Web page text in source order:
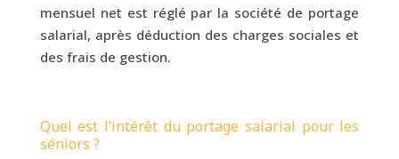
mensuel net est réglé par la société de portage
salarial, après déduction des charges sociales et
des frais de gestion.
Quel est l’intérêt du portage salarial pour les
séniors ?